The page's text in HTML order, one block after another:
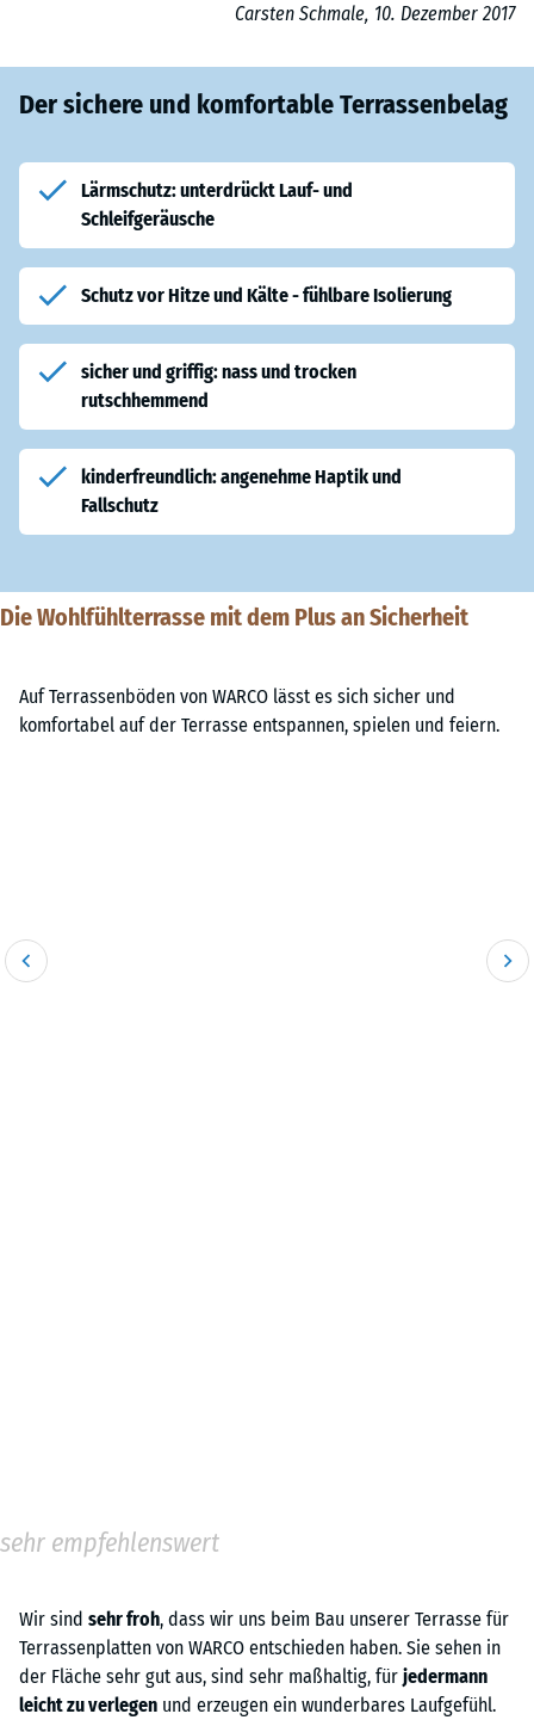
Carsten Schmale, 10. Dezember 2017
Der sichere und komfortable Terrassenbelag
Lärmschutz: unterdrückt Lauf- und
Schleifgeräusche
Schutz vor Hitze und Kälte - fühlbare Isolierung
sicher und griffig: nass und trocken
rutschhemmend
kinderfreundlich: angenehme Haptik und
Fallschutz
Die Wohlfühlterrasse mit dem Plus an Sicherheit
Auf Terrassenböden von WARCO lässt es sich sicher und
komfortabel auf der Terrasse entspannen, spielen und feiern.
sehr empfehlenswert
Wir sind sehr froh, dass wir uns beim Bau unserer Terrasse für
Terrassenplatten von WARCO entschieden haben. Sie sehen in
der Fläche sehr gut aus, sind sehr maßhaltig, für jedermann
leicht zu verlegen und erzeugen ein wunderbares Laufgefühl.